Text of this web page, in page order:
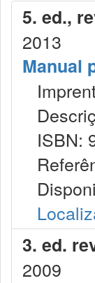
5. ed.,
2013
Manual
ISBN:
3. ed.
2009